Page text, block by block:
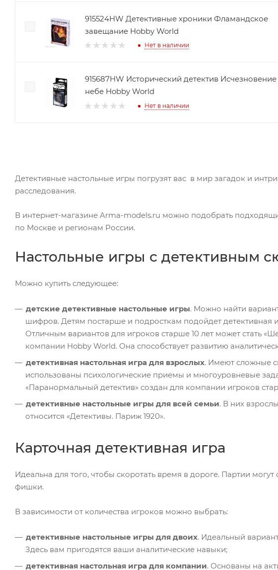
915524HW Детективные хроники Фламандское
завещание Hobby World
Нет в наличии
915687HW Исторический детектив Исчезновение
небе Hobby World
Нет в наличии
Детективные настольные игры погрузят вас в мир загадок и
расследования.
В интернет-магазине Arma-models.ru можно подобрать
по Москве и регионам России.
Настольные игры с детективным
Можно купить следующее:
детские детективные настольные игры. Можно найти
шифров. Детям постарше и подросткам подойдет
Отличным вариантов для игроков старше 10 лет может стать
компании Hobby World. Она способствует развитию
детективная настольная игра для взрослых. Имеют сложные
использованы психологические приемы и многоуровневые
«Паранормальный детектив» создан для компании игроков
детективные настольные игры для всей семьи. В них
относится «Детективы. Париж 1920».
Карточная детективная игра
Идеальна для того, чтобы скоротать время в дороге. Партии
фишки.
В зависимости от количества игроков можно выбрать:
детективные настольные игры для двоих. Идеальный
Здесь вам пригодятся ваши аналитические навыки;
детективная настольная игра для компании. Основаны на